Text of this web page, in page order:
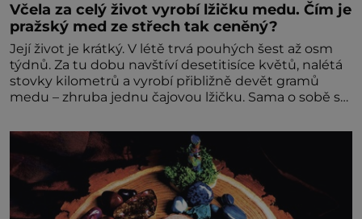
Včela za celý život vyrobí lžičku medu. Čím je
pražský med ze střech tak ceněný?
Její život je krátký. V létě trvá pouhých šest až osm
týdnů. Za tu dobu navštíví desetitisíce květů, nalétá
stovky kilometrů a vyrobí přibližně devět gramů
medu – zhruba jednu čajovou lžičku. Sama o sobě se
dalšími desítkami tisíc příslušnic svého včelstva,
vznikne jeden z nejdokonalejších organismů